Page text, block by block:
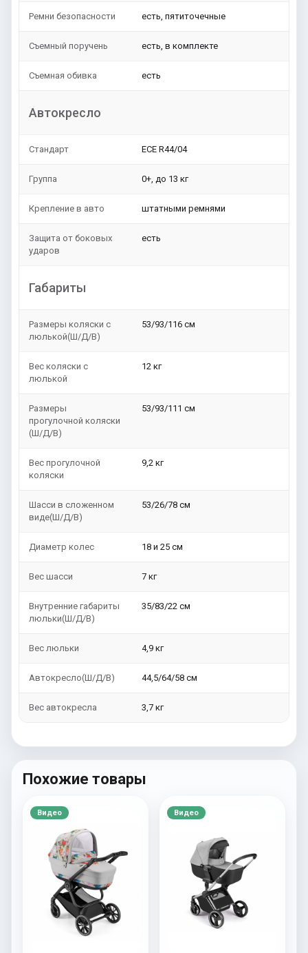
Ремни безопасности есть, пятиточечные
Съемный поручень есть, в комплекте
Съемная обивка есть
Автокресло
Стандарт ЕСЕ R44/04
Группа 0+, до 13 кг
Крепление в авто штатными ремнями
Защита от боковых
ударов
есть
Габариты
Размеры коляски с
люлькой(Ш/Д/В)
53/93/116 см
Вес коляски с
люлькой
12 кг
Размеры
прогулочной коляски
(Ш/Д/В)
53/93/111 см
Вес прогулочной
коляски
9,2 кг
Шасси в сложенном
виде(Ш/Д/В)
53/26/78 см
Диаметр колес 18 и 25 см
Вес шасси 7 кг
Внутренние габариты
люльки(Ш/Д/В)
35/83/22 см
Вес люльки 4,9 кг
Автокресло(Ш/Д/В) 44,5/64/58 см
Вес автокресла 3,7 кг
Похожие товары
Видео Видео